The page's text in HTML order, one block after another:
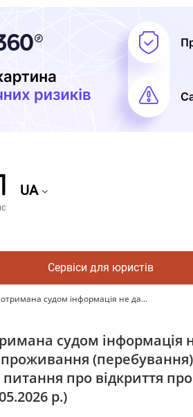
UA
Сервіси для юристів
отримана судом інформація не да...
судом інформація
про відкриття
р.)